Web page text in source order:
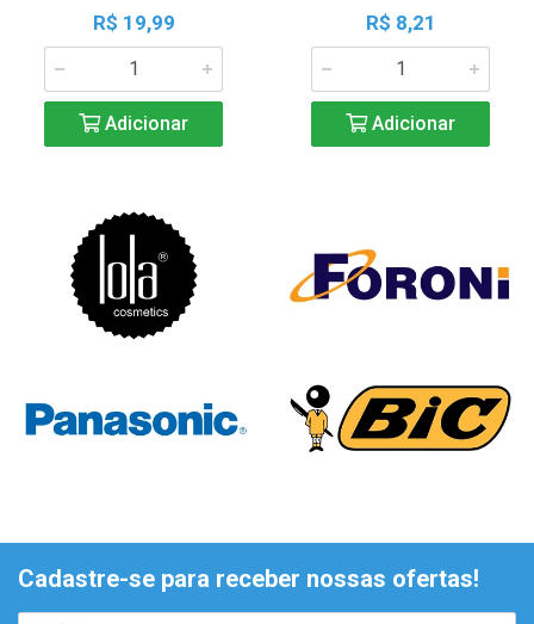
R$ 19,99
Adicionar
R$ 8,21
Adicionar
Cadastre-se para receber nossas ofertas!